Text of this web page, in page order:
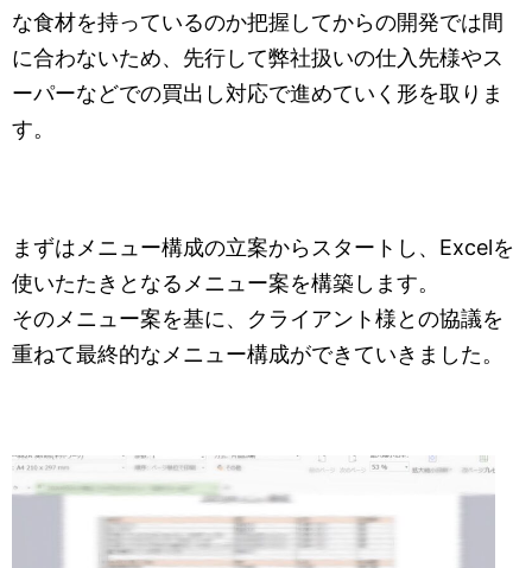
な食材を持っているのか把握してからの開発では間
に合わないため、先行して弊社扱いの仕入先様やス
ーパーなどでの買出し対応で進めていく形を取りま
す。
まずはメニュー構成の立案からスタートし、Excelを
使いたたきとなるメニュー案を構築します。
そのメニュー案を基に、クライアント様との協議を
重ねて最終的なメニュー構成ができていきました。